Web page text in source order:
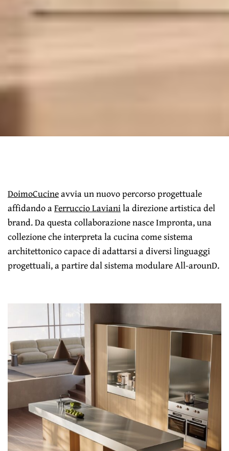
DoimoCucineavvia un nuovo percorso progettuale
affidando aFerruccio Lavianila direzione artistica del
brand. Da questa collaborazione nasce Impronta, una
collezione che interpreta la cucina come sistema
architettonico capace di adattarsi a diversi linguaggi
progettuali, a partire dal sistema modulare All-arounD.